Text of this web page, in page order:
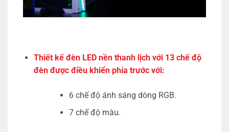
Thiết kế đèn LED nền thanh lịch với 13 chế độ
đèn được điều khiển phía trước với:
6 chế độ ánh sáng dòng RGB.
7 chế độ màu.